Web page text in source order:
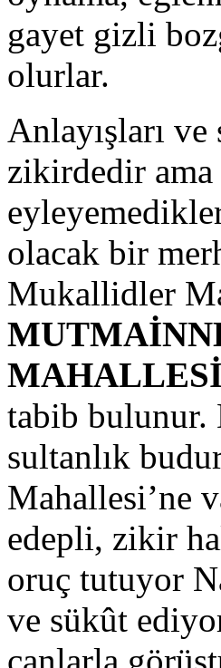
gayet gizli
olurlar.
Anlayışları
zikirdedir
olacak bir
Mukallidler
MAHALLESİ
tabib bulunur.
sultanlık
Mahallesi’ne
edepli, zikir
oruç tutuyor
ve sükût